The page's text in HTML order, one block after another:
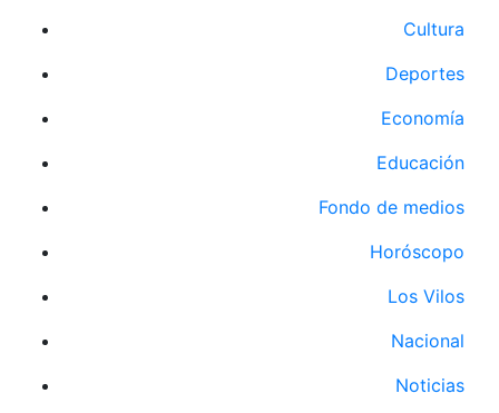
Cultura
Deportes
Economía
Educación
Fondo de medios
Horóscopo
Los Vilos
Nacional
Noticias